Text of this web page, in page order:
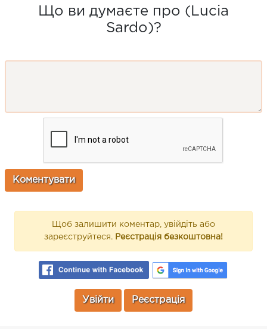
Що ви думаєте про (Lucia
Sardo)?
Щоб залишити коментар, увійдіть або
зареєструйтеся. Реєстрація безкоштовна!
Увійти Реєстрація